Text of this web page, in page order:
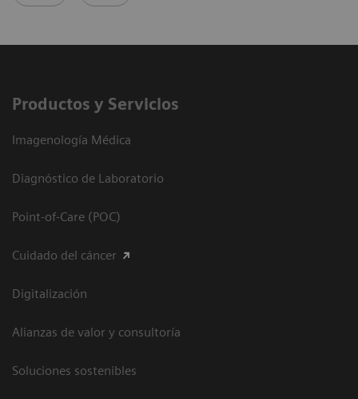
Productos y Servicios
Imagenología Médica
Diagnóstico de Laboratorio
Point-of-Care (POC)
Cuidado del cáncer
Digitalización
Alianzas de valor y consultoría
Soluciones sostenibles